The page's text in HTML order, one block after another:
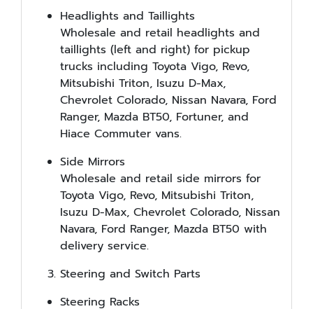
Headlights and Taillights
Wholesale and retail headlights and
taillights (left and right) for pickup
trucks including Toyota Vigo, Revo,
Mitsubishi Triton, Isuzu D-Max,
Chevrolet Colorado, Nissan Navara, Ford
Ranger, Mazda BT50, Fortuner, and
Hiace Commuter vans.
Side Mirrors
Wholesale and retail side mirrors for
Toyota Vigo, Revo, Mitsubishi Triton,
Isuzu D-Max, Chevrolet Colorado, Nissan
Navara, Ford Ranger, Mazda BT50 with
delivery service.
Steering and Switch Parts
Steering Racks